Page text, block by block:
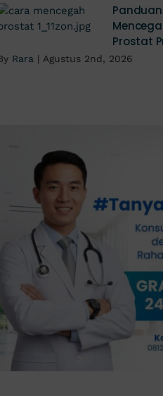
Prostat
Rara | Agustus 2nd, 2026